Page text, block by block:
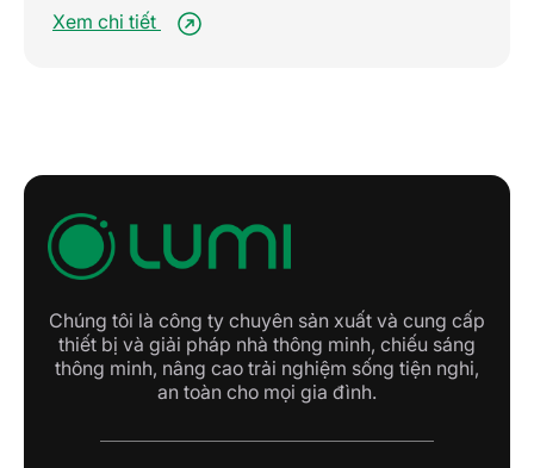
Xem chi tiết
Chúng tôi là công ty chuyên sản xuất và cung cấp
thiết bị và giải pháp nhà thông minh, chiếu sáng
thông minh, nâng cao trải nghiệm sống tiện nghi,
an toàn cho mọi gia đình.